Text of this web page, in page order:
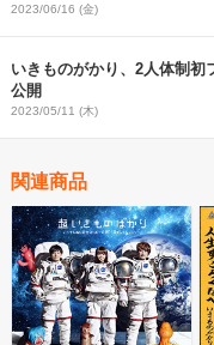
2023/06/16 (金)
いきものがかり、2人体制初
公開
2023/05/11 (木)
関連商品